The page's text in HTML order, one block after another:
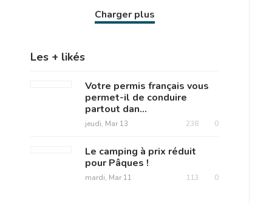
Charger plus
Les + likés
Votre permis français vous
permet-il de conduire
partout dan...
jeudi, Mar 13 0
238
Le camping à prix réduit
pour Pâques !
mardi, Mar 11 0
113